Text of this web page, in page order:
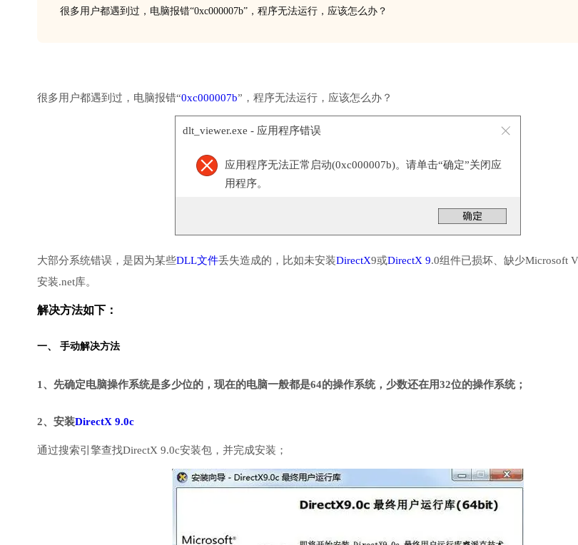
很多用户都遇到过，电脑报错“0xc000007b”，程序无法运行，应该怎么办？
很多用户都遇到过，电脑报错“0xc000007b”，程序无法运行，应该怎么办？
dlt_viewer.exe - 应用程序错误
应用程序无法正常启动(0xc000007b)。请单击“确定”关闭应
用程序。
大部分系统错误，是因为某些DLL文件丢失造成的，比如未安装DirectX9或DirectX 9.0组件已损坏、缺少Microsoft
安装.net库。
解决方法如下：
一、 手动解决方法
1、先确定电脑操作系统是多少位的，现在的电脑一般都是64的操作系统，少数还在用32位的操作系统；
2、安装DirectX 9.0c
通过搜索引擎查找DirectX 9.0c安装包，并完成安装；